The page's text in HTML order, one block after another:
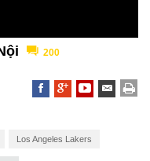
200
Los Angeles Lakers